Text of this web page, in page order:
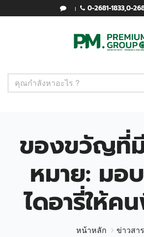
0-2681-1833,0-
ของขวัญที่
หมาย: มอ
ไดอารี่ให้ค
หน้าหลัก
ข่าวสาร